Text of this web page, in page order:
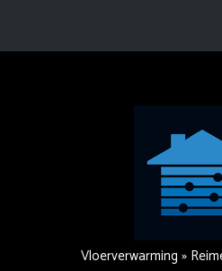
Vloerverwarming »